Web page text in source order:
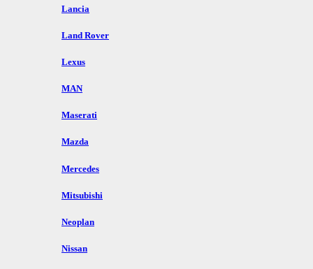
Lancia
Land Rover
Lexus
MAN
Maserati
Mazda
Mercedes
Mitsubishi
Neoplan
Nissan